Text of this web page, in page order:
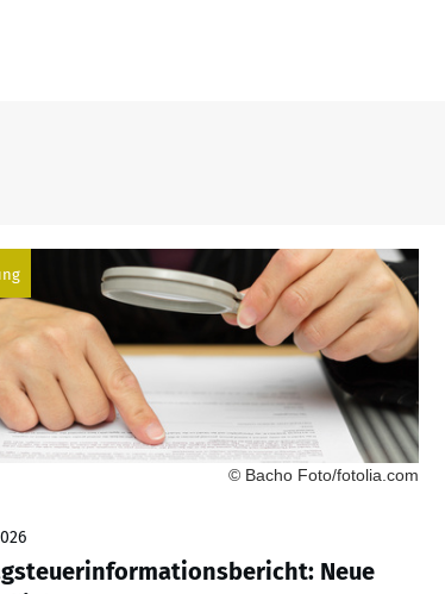
© Bacho Foto/fotolia.com
Neue